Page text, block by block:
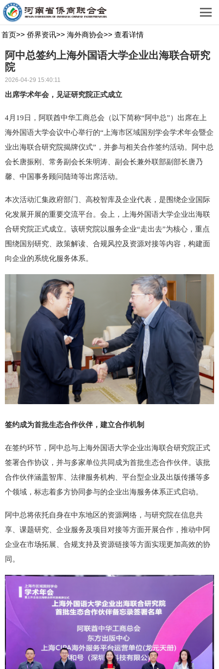
首页>> 侨界资讯>> 海外商协会>> 查看详情
阿中总签约上海外国语大学企业出海联合研究
院
2026-04-29 15:40:11
出席学术年会，见证研究院正式成立
4月19日，阿联酋中华工商总会（以下简称“阿中总”）出席在上
海外国语大学会议中心举行的“上海市区域国别学会学术年会暨企
业出海联合研究院揭牌仪式”，并参与相关合作签约活动。阿中总
会长唐振刚、常务副会长朱明涛、副会长兼外联部副部长唐乃
馨、中国事务顾问陆琦等出席活动。
本次活动汇集政府部门、高校智库及企业代表，是围绕企业国际
化发展开展的重要交流平台。会上，上海外国语大学企业出海联
合研究院正式成立。该研究院以服务企业“走出去”为核心，重点
围绕国别研究、政策解读、合规风控及资源对接等内容，构建面
向企业的系统化服务体系。
签约成为首批生态合作伙伴，建立合作机制
在签约环节，阿中总与上海外国语大学企业出海联合研究院正式
签署合作协议，并与多家单位共同成为首批生态合作伙伴。该批
合作伙伴涵盖智库、法律服务机构、平台型企业及出版传播等多
个领域，标志着多方协同参与的企业出海服务体系正式启动。
阿中总将依托自身在中东地区的资源网络，与研究院在信息共
享、课题研究、企业服务及项目对接等方面开展合作，推动中阿
企业在市场拓展、合规支持及资源链接等方面实现更加高效的协
同。